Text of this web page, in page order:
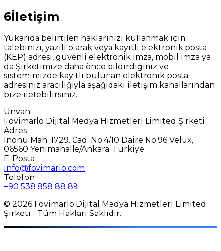
6İletişim
Yukarıda belirtilen haklarınızı kullanmak için
talebinizi, yazılı olarak veya kayıtlı elektronik posta
(KEP) adresi, güvenli elektronik imza, mobil imza ya
da Şirketimize daha önce bildirdiğiniz ve
sistemimizde kayıtlı bulunan elektronik posta
adresiniz aracılığıyla aşağıdaki iletişim kanallarından
bize iletebilirsiniz.
Unvan
Fovimarlo Dijital Medya Hizmetleri Limited Şirketi
Adres
İnönü Mah. 1729. Cad. No:4/10 Daire No:96 Velux,
06560 Yenimahalle/Ankara, Türkiye
E-Posta
info@fovimarlo.com
Telefon
+90 538 858 88 89
© 2026 Fovimarlo Dijital Medya Hizmetleri Limited
Şirketi - Tüm Hakları Saklıdır.